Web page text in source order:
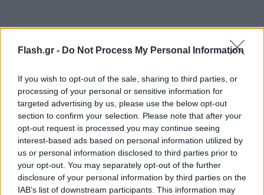
Flash.gr - Do Not Process My Personal Information
If you wish to opt-out of the sale, sharing to third parties, or
processing of your personal or sensitive information for
targeted advertising by us, please use the below opt-out
section to confirm your selection. Please note that after your
opt-out request is processed you may continue seeing
interest-based ads based on personal information utilized by
us or personal information disclosed to third parties prior to
your opt-out. You may separately opt-out of the further
disclosure of your personal information by third parties on the
IAB’s list of downstream participants. This information may